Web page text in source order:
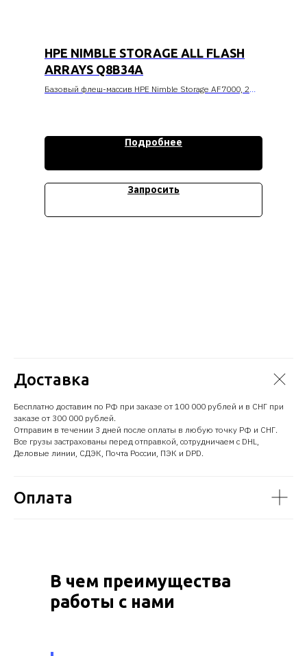
HPE NIMBLE STORAGE ALL FLASH
ARRAYS Q8B34A
Базовый флеш-массив HPE Nimble Storage AF7000, 2
Подробнее
Запросить
Доставка
Бесплатно доставим по РФ при заказе от 100 000 рублей и в СНГ при
заказе от 300 000 рублей.
Отправим в течении 3 дней после оплаты в любую точку РФ и СНГ.
Все грузы застрахованы перед отправкой, сотрудничаем с DHL,
Деловые линии, СДЭК, Почта России, ПЭК и DPD.
Оплата
В чем преимущества
работы с нами